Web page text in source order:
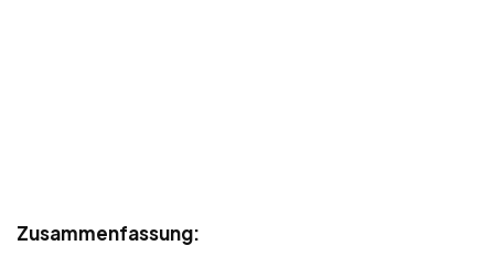
Zusammenfassung: